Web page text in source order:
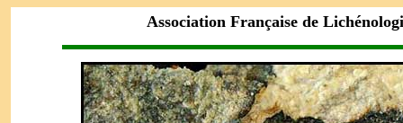
Association Française de